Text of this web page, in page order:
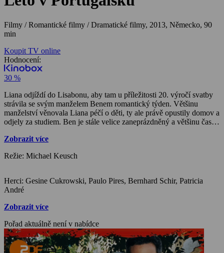
Filmy / Romantické filmy / Dramatické filmy, 2013, Německo, 90
min
Koupit TV online
Hodnocení:
30 %
Liana odjíždí do Lisabonu, aby tam u příležitosti 20. výročí svatby
strávila se svým manželem Benem romantický týden. Většinu
manželství věnovala Liana péčí o děti, ty ale právě opustily domov a
odjely za studiem. Ben je stále velice zaneprázdněný a většinu času
žití, po citové stránce je ale hodně co dohánět. Tímto společným
začít znovu a lépe. Už na letišti ale čeká Lianu první překvapení.
Zobrazit více
Režie: Michael Keusch
Herci: Gesine Cukrowski, Paulo Pires, Bernhard Schir, Patricia
André
Zobrazit více
Pořad aktuálně není v nabídce